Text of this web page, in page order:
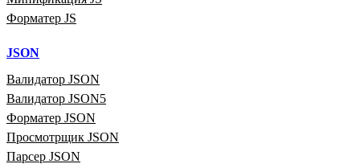
Форматер JS
JSON
Валидатор JSON
Валидатор JSON5
Форматер JSON
Просмотрщик JSON
Парсер JSON